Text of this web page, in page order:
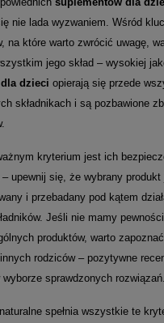
nie lada wyzwaniem. Wśród
na które warto zwrócić uwagę,
jego skład – wysokiej
dzieci opierają się przede
składnikach i są pozbawione
kryterium jest ich
– upewnij się, że wybrany produkt
i przebadany pod kątem
Jeśli nie mamy
produktów, warto
rodziców – pozytywne
wyborze sprawdzonych rozwiązań.
spełnia wszystkie te